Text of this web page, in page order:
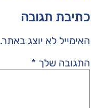
כתיבת תגובה
האימייל לא יוצג באתר.
התגובה שלך *